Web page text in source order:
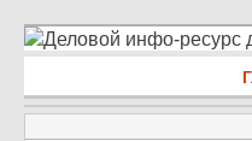
Деловой инфо-ресурс